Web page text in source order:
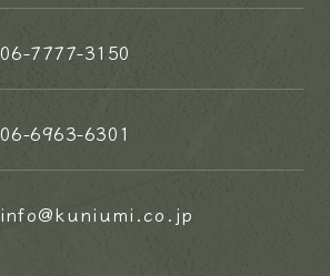
06-7777-3150
06-6963-6301
info@kuniumi.co.jp